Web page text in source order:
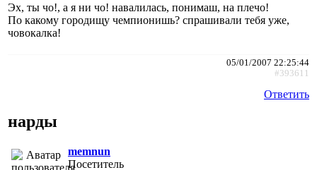
Эх, ты чо!, а я ни чо! навалилась, понимаш, на плечо!
По какому городищу чемпионишь? спрашивали тебя уже,
човокалка!
05/01/2007 22:25:44
#393611
Ответить
нарды
memnun
Посетитель